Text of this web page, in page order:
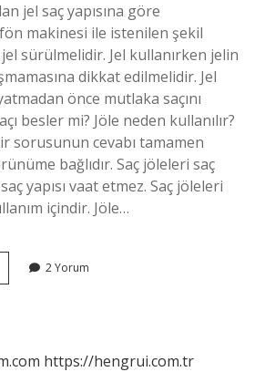
jel saç yapısına göre
makinesi ile istenilen şekil
sürülmelidir. Jel kullanırken jelin
dikkat edilmelidir. Jel
önce mutlaka saçını
besler mi? Jöle neden kullanılır?
sorusunun cevabı tamamen
bağlıdır. Saç jöleleri saç
saç yapısı vaat etmez. Saç jöleleri
içindir. Jöle…
2 Yorum
https://hengrui.com.tr